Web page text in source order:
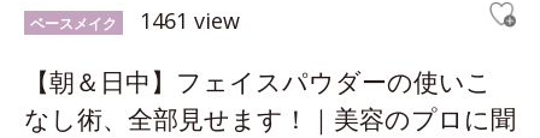
ベースメイク 1461 view
【朝＆日中】フェイスパウダーの使いこ
なし術、全部見せます！｜美容のプロに聞